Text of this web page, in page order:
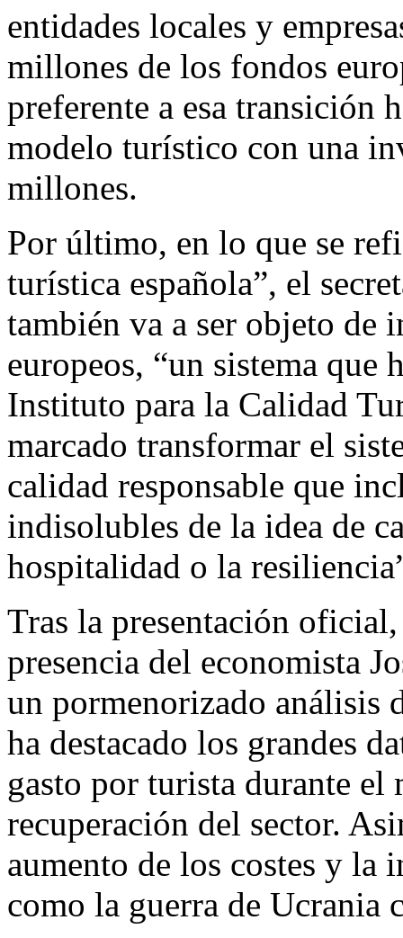
entidades locales y
millones de los fondos
preferente a esa transición
modelo turístico con una
millones.
Por último, en lo que se
turística española”, el
también va a ser objeto de
europeos, “un sistema que
Instituto para la Calidad
marcado transformar el
calidad responsable que
indisolubles de la idea de
hospitalidad o la
Tras la presentación
presencia del economista
un pormenorizado análisis
ha destacado los grandes
gasto por turista durante el
recuperación del sector.
aumento de los costes y la
como la guerra de Ucrania